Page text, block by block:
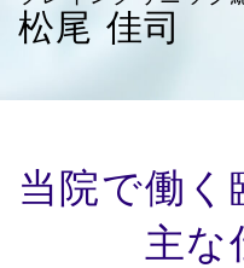
松尾 佳司
当院で働く
主な